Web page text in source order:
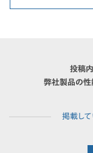
投稿
弊社製品の性